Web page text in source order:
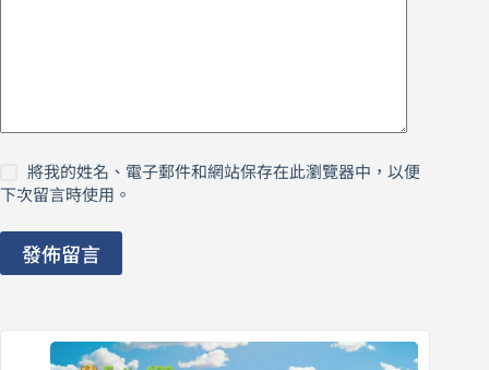
將我的姓名、電子郵件和網站保存在此瀏覽器中，以便
下次留言時使用。
發佈留言